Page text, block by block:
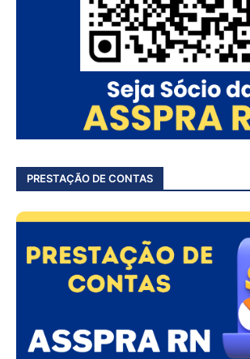
PRESTAÇÃO DE CONTAS